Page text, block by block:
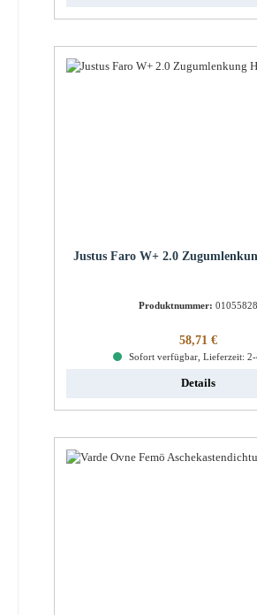
Justus Faro W+ 2.0
Produktnummer: 01055828
Regulärer Preis:
58,71 €
Sofort verfügbar, Lieferzeit: 2-
Details